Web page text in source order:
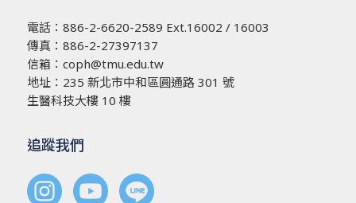
電話： 886-2-6620-2589 Ext.16002 / 16003
傳真：886-2-27397137
信箱： coph@tmu.edu.tw
地址： 235 新北市中和區圓通路 301 號
生醫科技大樓 10 樓
追蹤我們